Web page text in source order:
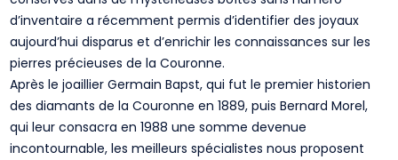
d’inventaire a récemment permis d’identifier des joyaux
aujourd’hui disparus et d’enrichir les connaissances sur les
pierres précieuses de la Couronne.
Après le joaillier Germain Bapst, qui fut le premier historien
des diamants de la Couronne en 1889, puis Bernard Morel,
qui leur consacra en 1988 une somme devenue
incontournable, les meilleurs spécialistes nous proposent